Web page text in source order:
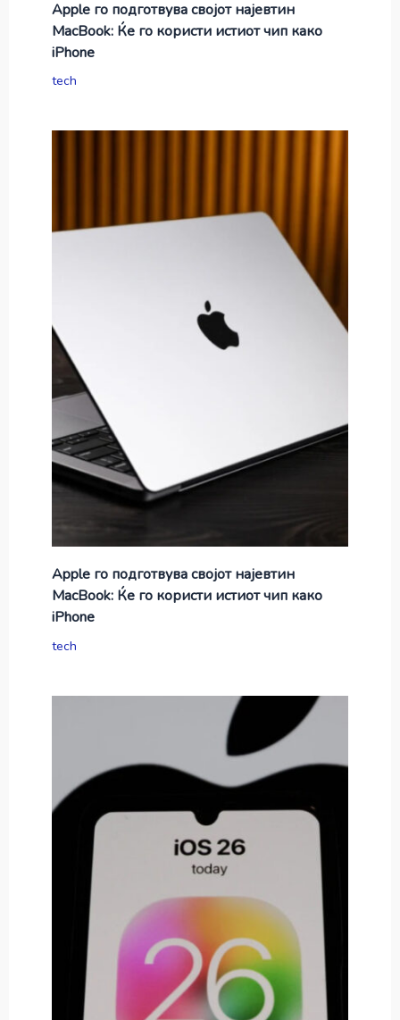
Apple го подготвува својот најевтин
MacBook: Ќе го користи истиот чип како
iPhone
tech
Apple го подготвува својот најевтин
MacBook: Ќе го користи истиот чип како
iPhone
tech